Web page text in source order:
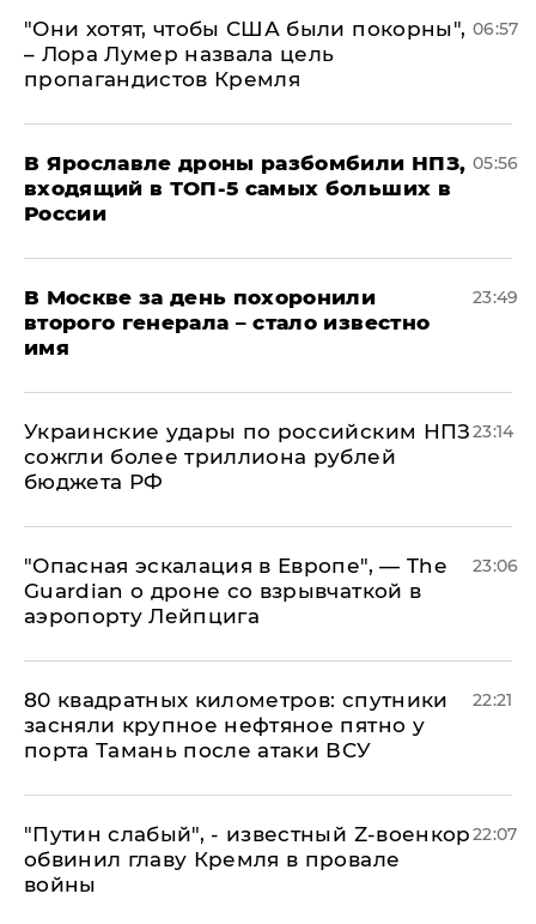
"Они хотят, чтобы США были покорны",
– Лора Лумер назвала цель
пропагандистов Кремля
06:57
В Ярославле дроны разбомбили НПЗ,
входящий в ТОП-5 самых больших в
России
05:56
В Москве за день похоронили
второго генерала – стало известно
имя
23:49
Украинские удары по российским НПЗ
сожгли более триллиона рублей
бюджета РФ
23:14
"Опасная эскалация в Европе", — The
Guardian о дроне со взрывчаткой в
аэропорту Лейпцига
23:06
80 квадратных километров: спутники
засняли крупное нефтяное пятно у
порта Тамань после атаки ВСУ
22:21
​"Путин слабый", - известный Z-военкор
обвинил главу Кремля в провале
войны
22:07